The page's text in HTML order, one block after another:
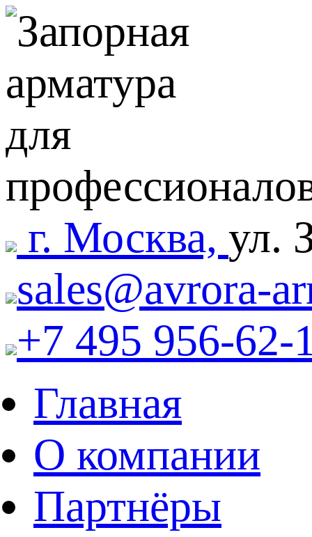
г. Москва, ул.
sales@avrora-
+7 495 956-62-
Главная
О компании
Партнёры